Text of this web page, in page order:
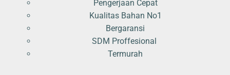
Pengerjaan Cepat
Kualitas Bahan No1
Bergaransi
SDM Proffesional
Termurah